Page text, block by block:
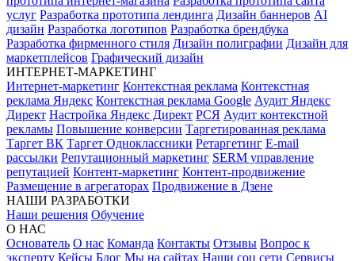
услуг Разработка прототипа лендинга Дизайн баннеров AI
дизайн Разработка логотипов Разработка брендбука
Разработка фирменного стиля Дизайн полиграфии Дизайн для
маркетплейсов Графический дизайн
ИНТЕРНЕТ-МАРКЕТИНГ
Интернет-маркетинг Контекстная реклама Контекстная
реклама Яндекс Контекстная реклама Google Аудит Яндекс
Директ Настройка Яндекс Директ РСЯ Аудит контекстной
рекламы Повышение конверсии Таргетированная реклама
Таргет ВК Таргет Одноклассники Ретаргетинг E-mail
рассылки Репутационный маркетинг SERM управление
репутацией Контент-маркетинг Контент-продвижение
Размещение в агрегаторах Продвижение в Дзене
НАШИ РАЗРАБОТКИ
Наши решения Обучение
О НАС
Основатель О нас Команда Контакты Отзывы Вопрос к
эксперту Кейсы Блог Мы на сайтах Наши соц сети Сервисы